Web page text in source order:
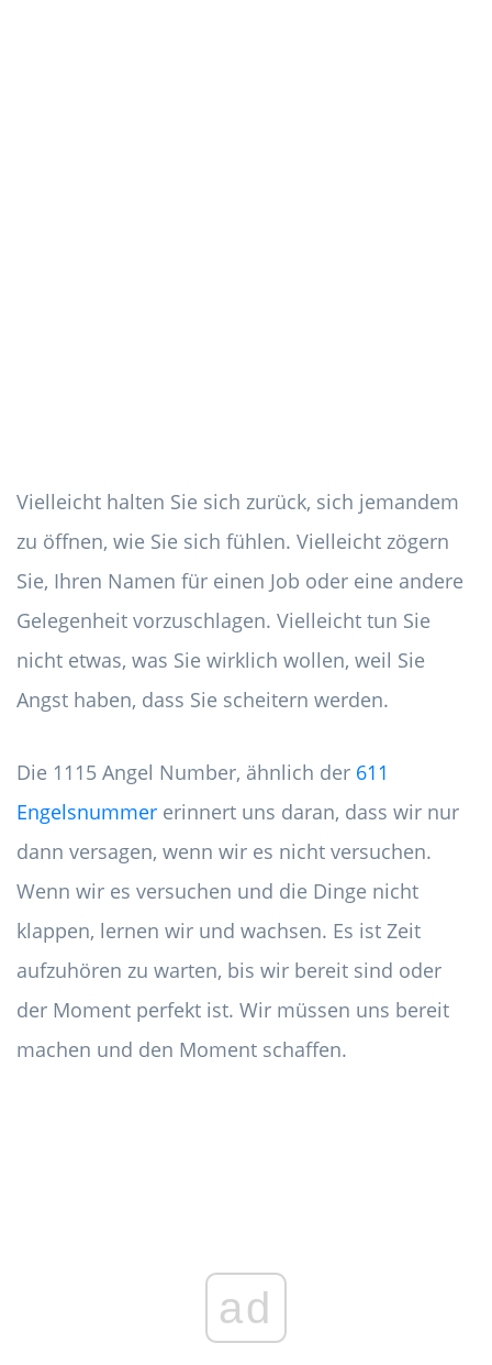
Vielleicht halten Sie sich zurück, sich jemandem
zu öffnen, wie Sie sich fühlen. Vielleicht zögern
Sie, Ihren Namen für einen Job oder eine andere
Gelegenheit vorzuschlagen. Vielleicht tun Sie
nicht etwas, was Sie wirklich wollen, weil Sie
Angst haben, dass Sie scheitern werden.
Die 1115 Angel Number, ähnlich der 611
Engelsnummer erinnert uns daran, dass wir nur
dann versagen, wenn wir es nicht versuchen.
Wenn wir es versuchen und die Dinge nicht
klappen, lernen wir und wachsen. Es ist Zeit
aufzuhören zu warten, bis wir bereit sind oder
der Moment perfekt ist. Wir müssen uns bereit
machen und den Moment schaffen.
ad